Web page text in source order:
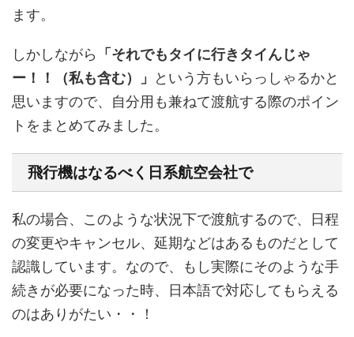
ます。
しかしながら
「それでもタイに行きタイんじゃ
ー！！（私も含む）」
という方もいらっしゃるかと
思いますので、自分用も兼ねて渡航する際のポイン
トをまとめてみました。
飛行機はなるべく日系航空会社で
私の場合、このような状況下で渡航するので、日程
の変更やキャンセル、延期などはあるものだとして
認識しています。なので、もし実際にそのような手
続きが必要になった時、日本語で対応してもらえる
のはありがたい・・！